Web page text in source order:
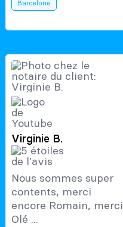
Barcelone
Virginie B.
Nous sommes super
contents, merci
encore Romain, merci
Olé ...